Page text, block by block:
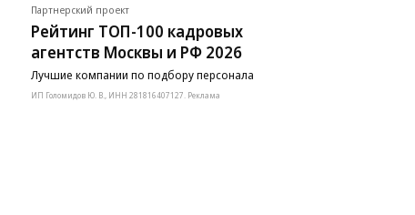
Партнерский проект
Рейтинг ТОП-100 кадровых
агентств Москвы и РФ 2026
Лучшие компании по подбору персонала
ИП Голомидов Ю. В., ИНН 281816407127. Реклама